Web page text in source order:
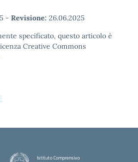
- Revisione: 26.06.2025
specificato, questo articolo è
Creative Commons
Istituto Comprensivo